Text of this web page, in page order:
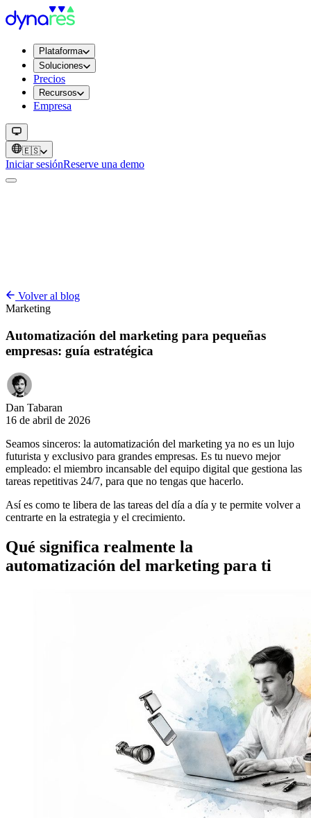
Plataforma
Soluciones
Precios
Recursos
Empresa
🇪🇸
Iniciar sesiónReserve una demo
Volver al blog
Marketing
Automatización del marketing para pequeñas
empresas: guía estratégica
Dan Tabaran
16 de abril de 2026
Seamos sinceros: la automatización del marketing ya no es un lujo
futurista y exclusivo para grandes empresas. Es tu nuevo mejor
empleado: el miembro incansable del equipo digital que gestiona las
tareas repetitivas 24/7, para que no tengas que hacerlo.
Así es como te libera de las tareas del día a día y te permite volver a
centrarte en la estrategia y el crecimiento.
Qué significa realmente la
automatización del marketing para ti